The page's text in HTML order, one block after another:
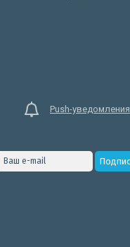
Push-уведомления